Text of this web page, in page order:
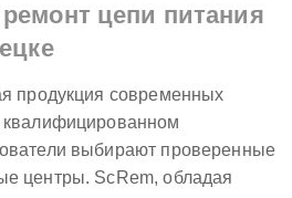
цепи питания
продукция современных
квалифицированном
выбирают проверенные
центры. ScRem, обладая